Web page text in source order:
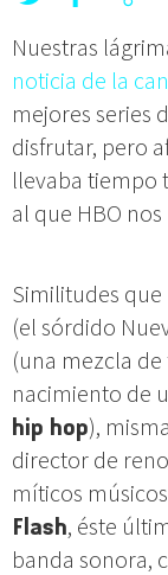
Nuestras
noticia de la
mejores series
disfrutar, pero
llevaba tiempo
al que HBO
Similitudes
(el sórdido
(una mezcla
nacimiento de
hip hop),
director de
míticos
Flash, éste
banda sonora,